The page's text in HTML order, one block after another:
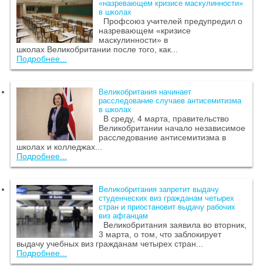
«назревающем кризисе маскулинности»
в школах
Профсоюз учителей предупредил о
назревающем «кризисе
маскулинности» в
школах Великобритании после того, как...
Подробнее...
Великобритания начинает
расследование случаев антисемитизма
в школах
В среду, 4 марта, правительство
Великобритании начало независимое
расследование антисемитизма в
школах и колледжах...
Подробнее...
Великобритания запретит выдачу
студенческих виз гражданам четырех
стран и приостановит выдачу рабочих
виз афганцам
Великобритания заявила во вторник,
3 марта, о том, что заблокирует
выдачу учебных виз гражданам четырех стран...
Подробнее...